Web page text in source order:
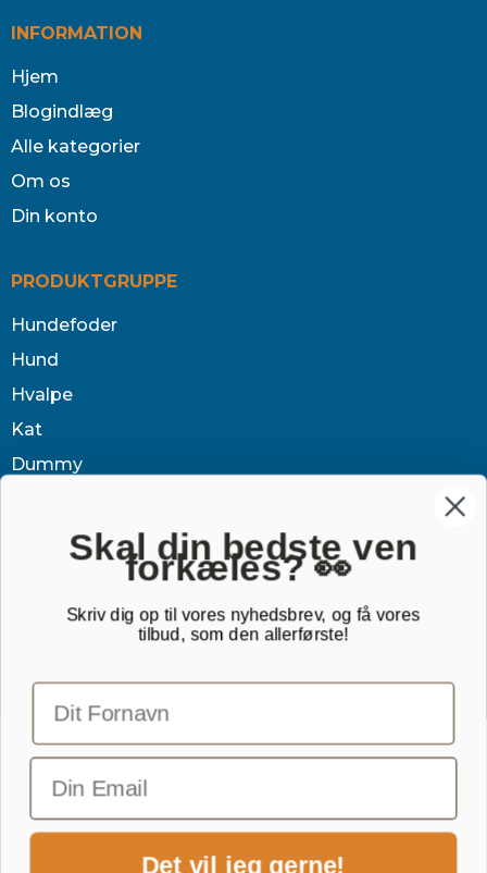
INFORMATION
Hjem
Blogindlæg
Alle kategorier
Om os
Din konto
PRODUKTGRUPPE
Hundefoder
Hund
Hvalpe
Kat
Dummy
Tøj & jagt
Sovetid
TILMELD NYHEDSBREV
Skal din bedste ven
forkæles? 👀
Skriv dig op til vores nyhedsbrev, og få vores
tilbud, som den allerførste!
Email
Det vil jeg gerne!